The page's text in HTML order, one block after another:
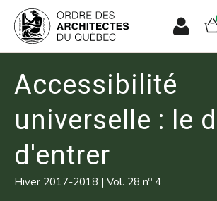
directement
recherche
directement
contenu
principal
Accessibilité
universelle : le
d'entrer
Hiver 2017-2018 | Vol. 28 no 4